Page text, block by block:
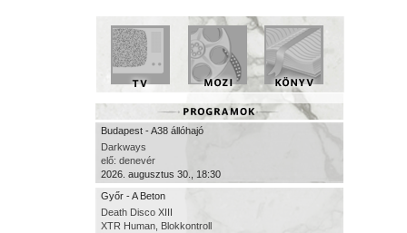
Budapest - A38 állóhajó
Darkways
elő: denevér
2026. augusztus 30., 18:30
Győr - A Beton
Death Disco XIII
XTR Human, Blokkontroll